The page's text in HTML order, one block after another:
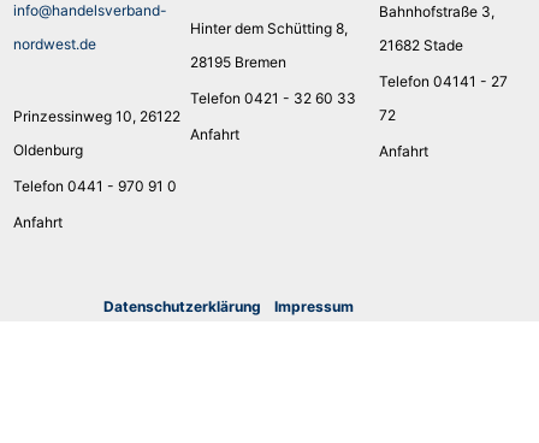
info@handelsverband-
nordwest.de
Prinzessinweg 10, 26122
Oldenburg
Telefon 0441 - 970 91 0
Anfahrt
Hinter dem Schütting 8,
28195 Bremen
Telefon 0421 - 32 60 33
Anfahrt
Bahnhofstraße 3,
21682 Stade
Telefon 04141 - 27
72
Anfahrt
Datenschutzerklärung Impressum